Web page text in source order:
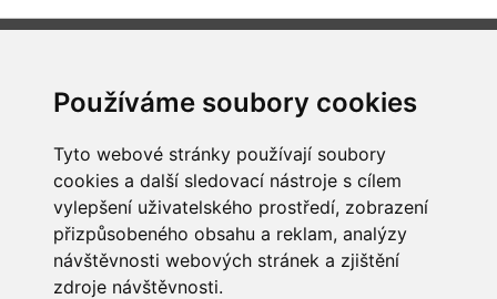
Používáme soubory cookies
Tyto webové stránky používají soubory
cookies a další sledovací nástroje s cílem
vylepšení uživatelského prostředí, zobrazení
přizpůsobeného obsahu a reklam, analýzy
návštěvnosti webových stránek a zjištění
zdroje návštěvnosti.
Obchodní podmínky
osobních údajů
Jak nakupovat
O nás
Kontakt
Reklamace, odstoupení od
smlouvy
Všechna práva vyhrazena
Bravura s.r.o. © 2026
profesionální webové stránky: triangl web
grafika: dwgd